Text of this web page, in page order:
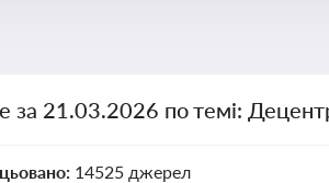
за 21.03.2026 по темі:
14525 джерел